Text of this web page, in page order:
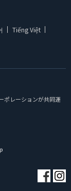
Tiếng Việt
ポレーションが共同運